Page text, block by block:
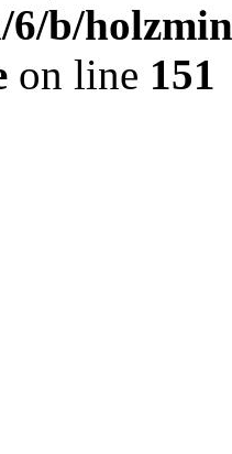
b/
on line 151